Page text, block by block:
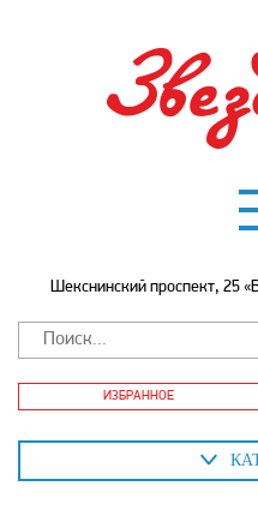
Шекснинский проспект, 25
ИЗБРАННОЕ